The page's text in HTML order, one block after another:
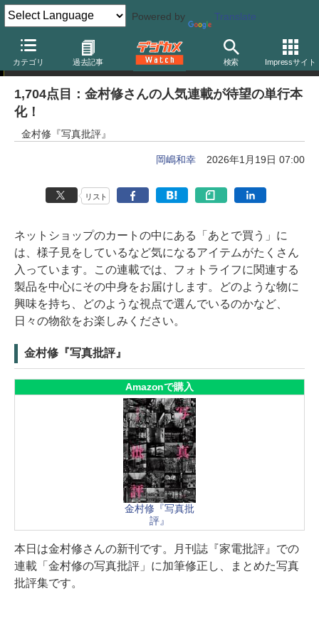
Powered by Translate
カテゴリ 過去記事 検索 Impressサイト
岡嶋和幸の「あとで買う」
1,704点目：金村修さんの人気連載が待望の単行本
化！
金村修『写真批評』
岡嶋和幸 2026年1月19日 07:00
リスト
ネットショップのカートの中にある「あとで買う」に
は、様子見をしているなど気になるアイテムがたくさん
入っています。この連載では、フォトライフに関連する
製品を中心にその中身をお届けします。どのような物に
興味を持ち、どのような視点で選んでいるのかなど、
日々の物欲をお楽しみください。
金村修『写真批評』
Amazonで購入
金村修『写真批
評』
本日は金村修さんの新刊です。月刊誌『家電批評』での
連載「金村修の写真批評」に加筆修正し、まとめた写真
批評集です。